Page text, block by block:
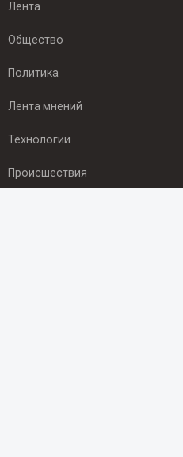
Лента
Общество
Политика
Лента мнений
Технологии
Происшествия